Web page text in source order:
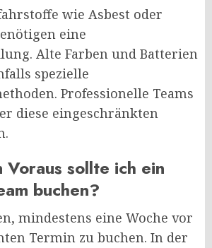
wie Asbest oder
eine
Alte Farben und Batterien
spezielle
Professionelle Teams
diese eingeschränkten
sollte ich ein
buchen?
mindestens eine Woche vor
Termin zu buchen. In der